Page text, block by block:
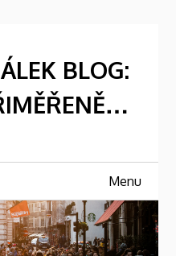
BLOG:
Menu